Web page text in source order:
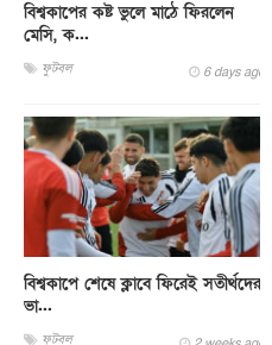
বিশ্বকাপের কষ্ট ভুলে মাঠে ফিরলেন
মেসি, ক...
ফুটবল 6 days ago
বিশ্বকাপে শেষে ক্লাবে ফিরেই সতীর্থদের
ভা...
ফুটবল